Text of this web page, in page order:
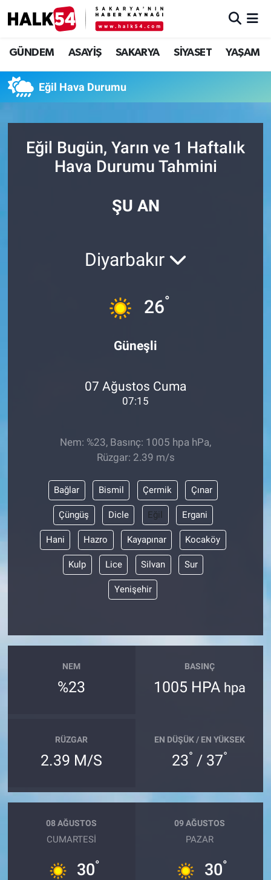
GÜNDEM ASAYİŞ SAKARYA SİYASET YAŞAM
Eğil Hava Durumu
Eğil Bugün, Yarın ve 1 Haftalık
Hava Durumu Tahmini
ŞU AN
Diyarbakır
26°
Güneşli
07 Ağustos Cuma
07:15
Nem: %23, Basınç: 1005 hpa hPa,
Rüzgar: 2.39 m/s
Bağlar Bismil Çermik Çınar
Çüngüş Dicle Eğil Ergani
Hani Hazro Kayapınar Kocaköy
Kulp Lice Silvan Sur
Yenişehir
NEM
%23
BASINÇ
1005 HPA hpa
RÜZGAR
2.39 M/S
EN DÜŞÜK / EN YÜKSEK
23° / 37°
08 AĞUSTOS
CUMARTESI
30°
09 AĞUSTOS
PAZAR
30°
GÜNDEM
SAKARYA
SİYASET
HALK54 PANORAMA
Adapazarı Nöbetçi Eczaneler
Süper Lig Puan Durumu ve Fikstür
Tüm Manşetler
Son Dakika Haberleri